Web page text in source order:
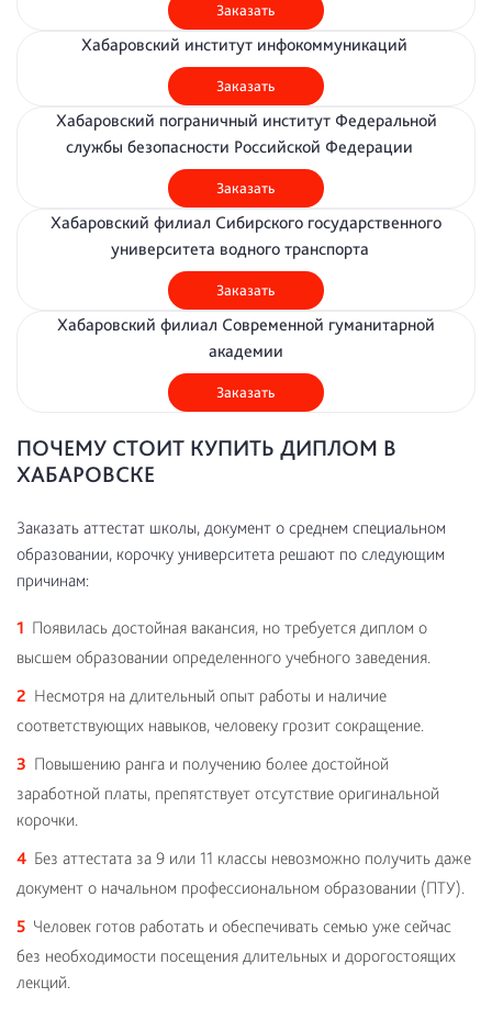
Заказать
Хабаровский институт инфокоммуникаций
Заказать
Хабаровский пограничный институт Федеральной
службы безопасности Российской Федерации
Заказать
Хабаровский филиал Сибирского государственного
университета водного транспорта
Заказать
Хабаровский филиал Современной гуманитарной
академии
Заказать
ПОЧЕМУ СТОИТ КУПИТЬ ДИПЛОМ В
ХАБАРОВСКЕ
Заказать аттестат школы, документ о среднем специальном
образовании, корочку университета решают по следующим
причинам:
Появилась достойная вакансия, но требуется диплом о
высшем образовании определенного учебного заведения.
Несмотря на длительный опыт работы и наличие
соответствующих навыков, человеку грозит сокращение.
Повышению ранга и получению более достойной
заработной платы, препятствует отсутствие оригинальной
корочки.
Без аттестата за 9 или 11 классы невозможно получить даже
документ о начальном профессиональном образовании (ПТУ).
Человек готов работать и обеспечивать семью уже сейчас
без необходимости посещения длительных и дорогостоящих
лекций.